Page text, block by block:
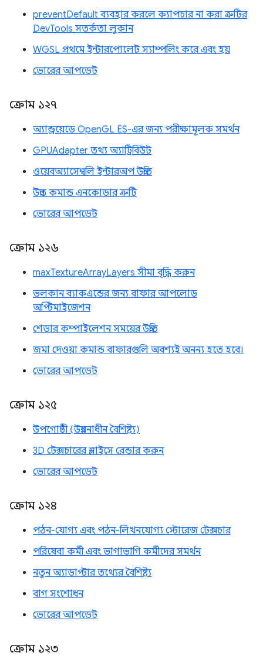
preventDefault ব্যবহার করলে ক্যাপচার না করা ত্রুটির
DevTools সতর্কতা লুকান
WGSL প্রথমে ইন্টারপোলেট স্যাম্পলিং করে এবং হয়
ভোরের আপডেট
ক্রোম ১২৭
অ্যান্ড্রয়েডে OpenGL ES-এর জন্য পরীক্ষামূলক সমর্থন
GPUAdapter তথ্য অ্যাট্রিবিউট
ওয়েবঅ্যাসেম্বলি ইন্টারঅপ উন্নতি
উন্নত কমান্ড এনকোডার ত্রুটি
ভোরের আপডেট
ক্রোম ১২৬
maxTextureArrayLayers সীমা বৃদ্ধি করুন
ভলকান ব্যাকএন্ডের জন্য বাফার আপলোড
অপ্টিমাইজেশন
শেডার কম্পাইলেশন সময়ের উন্নতি
জমা দেওয়া কমান্ড বাফারগুলি অবশ্যই অনন্য হতে হবে।
ভোরের আপডেট
ক্রোম ১২৫
উপগোষ্ঠী (উন্নয়নাধীন বৈশিষ্ট্য)
3D টেক্সচারের স্লাইসে রেন্ডার করুন
ভোরের আপডেট
ক্রোম ১২৪
পঠন-যোগ্য এবং পঠন-লিখনযোগ্য স্টোরেজ টেক্সচার
পরিষেবা কর্মী এবং ভাগাভাগি কর্মীদের সমর্থন
নতুন অ্যাডাপ্টার তথ্যের বৈশিষ্ট্য
বাগ সংশোধন
ভোরের আপডেট
ক্রোম ১২৩